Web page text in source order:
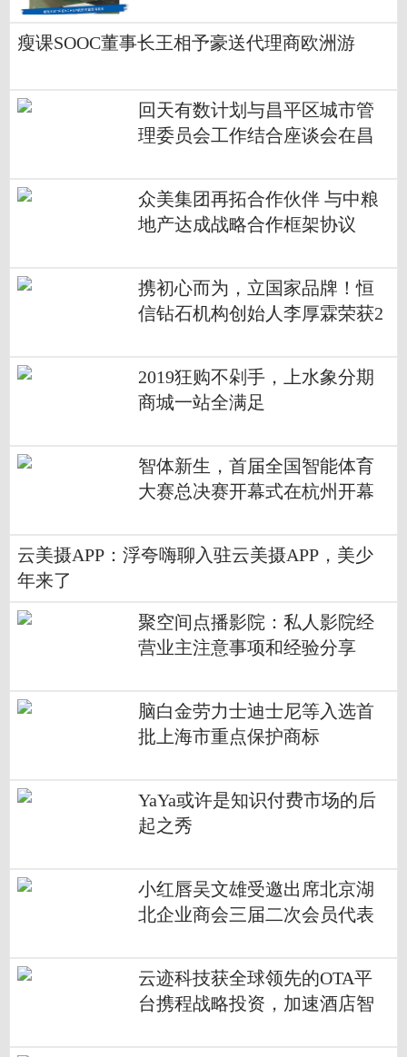
瘦课SOOC董事长王相予豪送代理商欧洲游
回天有数计划与昌平区城市管
理委员会工作结合座谈会在昌
众美集团再拓合作伙伴 与中粮
地产达成战略合作框架协议
携初心而为，立国家品牌！恒
信钻石机构创始人李厚霖荣获2
2019狂购不剁手，上水象分期
商城一站全满足
智体新生，首届全国智能体育
大赛总决赛开幕式在杭州开幕
云美摄APP：浮夸嗨聊入驻云美摄APP，美少
年来了
聚空间点播影院：私人影院经
营业主注意事项和经验分享
脑白金劳力士迪士尼等入选首
批上海市重点保护商标
YaYa或许是知识付费市场的后
起之秀
小红唇吴文雄受邀出席北京湖
北企业商会三届二次会员代表
云迹科技获全球领先的OTA平
台携程战略投资，加速酒店智